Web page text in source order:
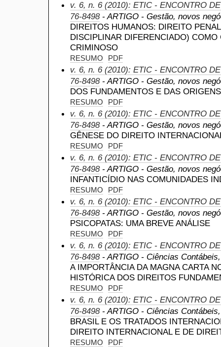
v. 6, n. 6 (2010): ETIC - ENCONTRO
76-8498- ARTIGO - Gestão, novos
DIREITOS HUMANOS: DIREITO
DISCIPLINAR DIFERENCIADO)
CRIMINOSO
RESUMO PDF
v. 6, n. 6 (2010): ETIC - ENCONTRO
76-8498- ARTIGO - Gestão, novos
DOS FUNDAMENTOS E DAS
RESUMO PDF
v. 6, n. 6 (2010): ETIC - ENCONTRO
76-8498- ARTIGO - Gestão, novos
GÊNESE DO DIREITO
RESUMO PDF
v. 6, n. 6 (2010): ETIC - ENCONTRO
76-8498- ARTIGO - Gestão, novos
INFANTICÍDIO NAS COMUNIDADES
RESUMO PDF
v. 6, n. 6 (2010): ETIC - ENCONTRO
76-8498- ARTIGO - Gestão, novos
PSICOPATAS: UMA BREVE ANÁLISE
RESUMO PDF
v. 6, n. 6 (2010): ETIC - ENCONTRO
76-8498- ARTIGO - Ciências
A IMPORTÂNCIA DA MAGNA CARTA
HISTÓRICA DOS DIREITOS
RESUMO PDF
v. 6, n. 6 (2010): ETIC - ENCONTRO
76-8498- ARTIGO - Ciências
BRASIL E OS TRATADOS
DIREITO INTERNACIONAL E DE
RESUMO PDF